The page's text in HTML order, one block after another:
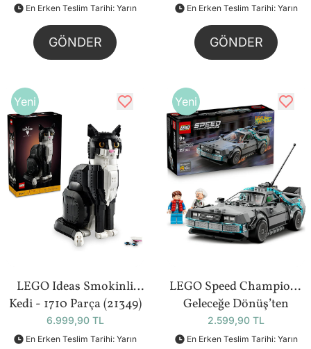
En Erken Teslim Tarihi: Yarın
GÖNDER
En Erken Teslim Tarihi: Yarın
GÖNDER
Yeni
LEGO Ideas Smokinli
Kedi - 1710 Parça (21349)
6.999,90 TL
En Erken Teslim Tarihi: Yarın
Yeni
LEGO Speed Champions
Geleceğe Dönüş’ten
Zaman Makinesi - 357
Parça (77256)
2.599,90 TL
En Erken Teslim Tarihi: Yarın